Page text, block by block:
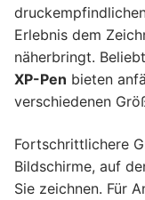
Erlebnis dem
näherbringt.
XP-Pen bieten
verschiedenen
Fortschrittlichere
Bildschirme, auf
Sie zeichnen. Für